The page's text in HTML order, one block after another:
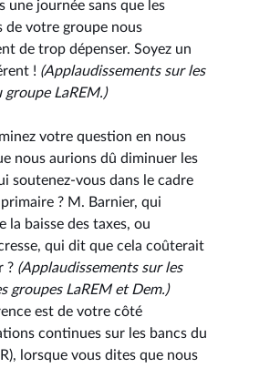
une journée sans que les
de votre groupe nous
de trop dépenser. Soyez un
! (Applaudissements sur les
groupe LaREM.)
votre question en nous
nous aurions dû diminuer les
soutenez-vous dans le cadre
? M. Barnier, qui
la baisse des taxes, ou
qui dit que cela coûterait
? (Applaudissements sur les
groupes LaREM et Dem.)
est de votre côté
continues sur les bancs du
lorsque vous dites que nous